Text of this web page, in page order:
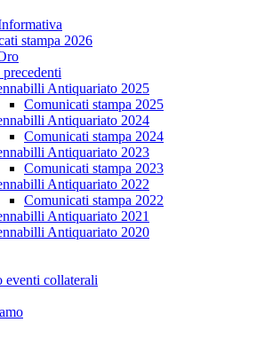
stampa 2026
Antiquariato 2025
Comunicati stampa 2025
Antiquariato 2024
Comunicati stampa 2024
Antiquariato 2023
Comunicati stampa 2023
Antiquariato 2022
Comunicati stampa 2022
Antiquariato 2021
Antiquariato 2020
eventi collaterali